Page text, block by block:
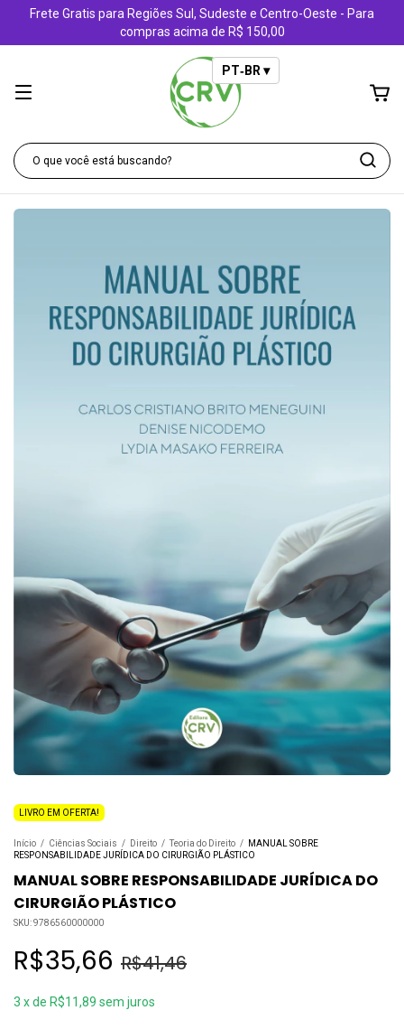
Frete Gratis para Regiões Sul, Sudeste e Centro-Oeste - Para
compras acima de R$ 150,00
PT‑BR ▾
LIVRO EM OFERTA!
Início / Ciências Sociais / Direito / Teoria do Direito /
MANUAL SOBRE
RESPONSABILIDADE JURÍDICA DO CIRURGIÃO PLÁSTICO
MANUAL SOBRE RESPONSABILIDADE JURÍDICA DO
CIRURGIÃO PLÁSTICO
SKU:9786560000000
R$35,66 R$41,46
3 xde R$11,89 sem juros